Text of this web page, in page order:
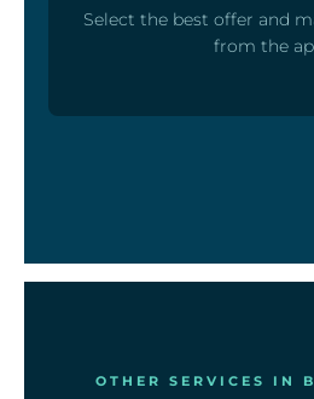
Select the best offer and
from the
OTHER SERVICES IN